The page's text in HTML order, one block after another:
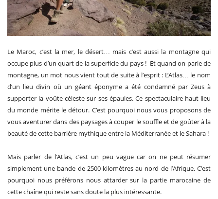
Le Maroc, c’est la mer, le désert… mais c’est aussi la montagne qui
occupe plus d’un quart de la superficie du pays ! Et quand on parle de
montagne, un mot nous vient tout de suite à l’esprit : L’Atlas… le nom
d’un lieu divin où un géant éponyme a été condamné par Zeus à
supporter la voûte céleste sur ses épaules. Ce spectaculaire haut-lieu
du monde mérite le détour. C’est pourquoi nous vous proposons de
vous aventurer dans des paysages à couper le souffle et de goûter à la
beauté de cette barrière mythique entre la Méditerranée et le Sahara !
Mais parler de l’Atlas, c’est un peu vague car on ne peut résumer
simplement une bande de 2500 kilomètres au nord de l’Afrique. C’est
pourquoi nous préférons nous attarder sur la partie marocaine de
cette chaîne qui reste sans doute la plus intéressante.